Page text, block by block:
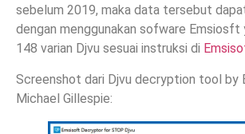
sebelum 2019, maka data tersebut
dengan menggunakan sofware Emsiosft
148 varian Djvu sesuai instruksi di
Screenshot dari Djvu decryption tool by
Michael Gillespie: